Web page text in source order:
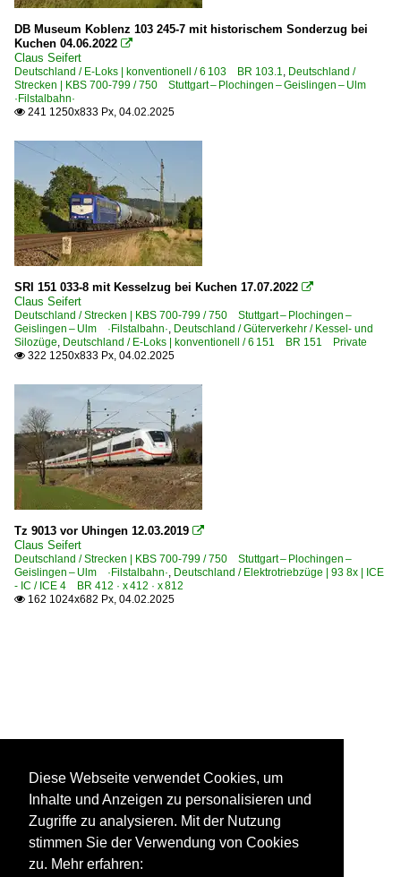
DB Museum Koblenz 103 245-7 mit historischem Sonderzug bei
Kuchen 04.06.2022 
Claus Seifert
Deutschland / E-Loks | konventionell / 6 103 BR 103.1, Deutschland /
Strecken | KBS 700-799 / 750 Stuttgart – Plochingen – Geislingen – Ulm
·Filstalbahn·
 241 1250x833 Px, 04.02.2025
SRI 151 033-8 mit Kesselzug bei Kuchen 17.07.2022 
Claus Seifert
Deutschland / Strecken | KBS 700-799 / 750 Stuttgart – Plochingen –
Geislingen – Ulm ·Filstalbahn·, Deutschland / Güterverkehr / Kessel- und
Silozüge, Deutschland / E-Loks | konventionell / 6 151 BR 151 Private
 322 1250x833 Px, 04.02.2025
Tz 9013 vor Uhingen 12.03.2019 
Claus Seifert
Deutschland / Strecken | KBS 700-799 / 750 Stuttgart – Plochingen –
Geislingen – Ulm ·Filstalbahn·, Deutschland / Elektrotriebzüge | 93 8x | ICE
- IC / ICE 4 BR 412 · x 412 · x 812
 162 1024x682 Px, 04.02.2025
Diese Webseite verwendet Cookies, um
Inhalte und Anzeigen zu personalisieren und
Zugriffe zu analysieren. Mit der Nutzung
stimmen Sie der Verwendung von Cookies
zu. Mehr erfahren: